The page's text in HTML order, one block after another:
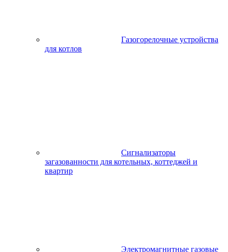
Газогорелочные устройства
для котлов
Сигнализаторы
загазованности для котельных, коттеджей и
квартир
Электромагнитные газовые